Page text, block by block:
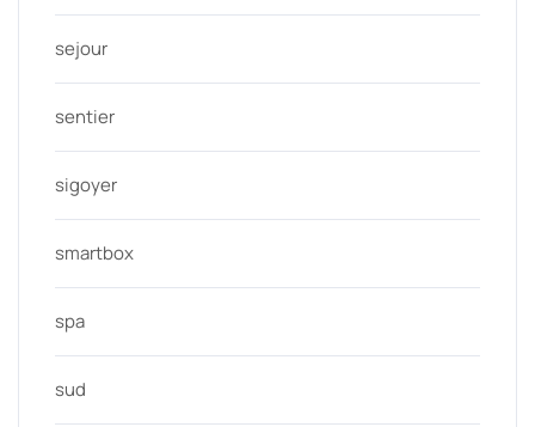
sejour
sentier
sigoyer
smartbox
spa
sud